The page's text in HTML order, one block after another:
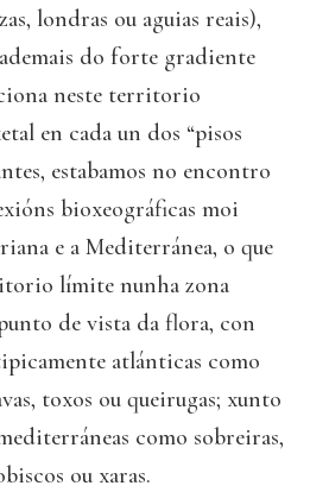
londras ou aguias reais),
do forte gradiente
neste territorio
en cada un dos “pisos
estabamos no encontro
bioxeográficas moi
e a Mediterránea, o que
límite nunha zona
de vista da flora, con
atlánticas como
toxos ou queirugas; xunto
como sobreiras,
ou xaras.